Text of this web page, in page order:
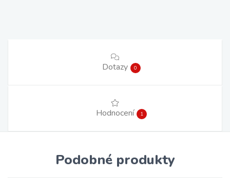
Dotazy 0
Hodnocení 1
Podobné produkty